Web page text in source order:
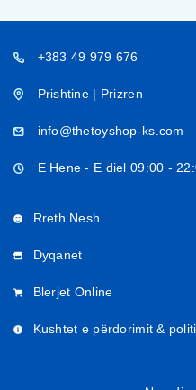
+383 49 979 676
Prishtine | Prizren
info@thetoyshop-ks.com
E Hene - E diel 09:00 -
Rreth Nesh
Dyqanet
Blerjet Online
Kushtet e përdorimit &